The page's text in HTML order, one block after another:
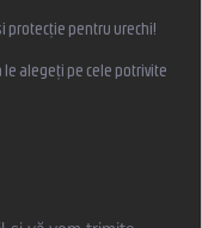
protecție pentru urechi!
alegeți pe cele potrivite